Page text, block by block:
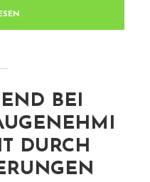
BEI
DURCH